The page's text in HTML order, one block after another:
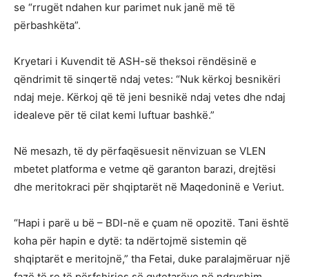
se “rrugët ndahen kur parimet nuk janë më të
përbashkëta”.
Kryetari i Kuvendit të ASH-së theksoi rëndësinë e
qëndrimit të sinqertë ndaj vetes: “Nuk kërkoj besnikëri
ndaj meje. Kërkoj që të jeni besnikë ndaj vetes dhe ndaj
idealeve për të cilat kemi luftuar bashkë.”
Në mesazh, të dy përfaqësuesit nënvizuan se VLEN
mbetet platforma e vetme që garanton barazi, drejtësi
dhe meritokraci për shqiptarët në Maqedoninë e Veriut.
“Hapi i parë u bë – BDI-në e çuam në opozitë. Tani është
koha për hapin e dytë: ta ndërtojmë sistemin që
shqiptarët e meritojnë,” tha Fetai, duke paralajmëruar një